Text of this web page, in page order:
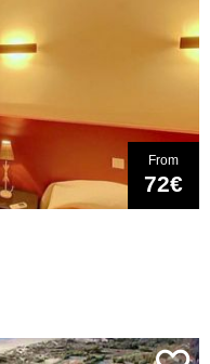
From
72€